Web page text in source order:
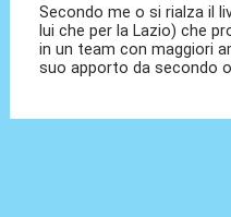
Secondo me o si rialza il
lui che per la Lazio) che
in un team con maggiori
suo apporto da secondo